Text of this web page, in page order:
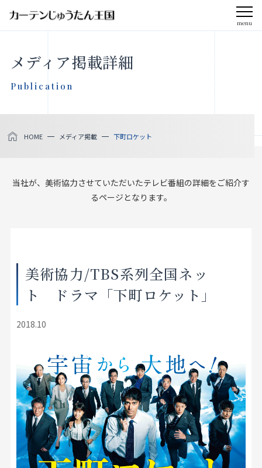
menu
会社案内
お知らせ
採用情報
店舗をさがす
お役立ち情報
FAQ
お問い合わせ
メディア掲載詳細
Publication
HOME メディア掲載 下町ロケット
当社が、美術協力させていただいたテレビ番組の詳細をご紹介す
るページとなります。
美術協力/TBS系列全国ネッ
ト ドラマ「下町ロケット」
2018.10